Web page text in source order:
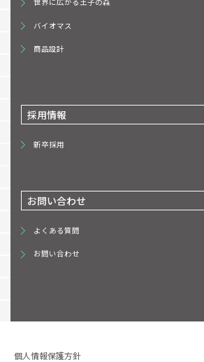
世界に広がる王子の森
バイオマス
商品設計
採用情報
新卒採用
お問い合わせ
よくある質問
お問い合わせ
個人情報保護方針